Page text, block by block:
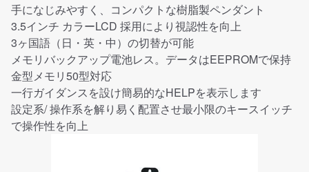
手になじみやすく、コンパクトな樹脂製ペンダント
3.5インチ カラーLCD 採用により視認性を向上
3ヶ国語（日・英・中）の切替が可能
メモリバックアップ電池レス。データはEEPROMで保持
金型メモリ50型対応
一行ガイダンスを設け簡易的なHELPを表示します
設定系/ 操作系を解り易く配置させ最小限のキースイッチ
で操作性を向上